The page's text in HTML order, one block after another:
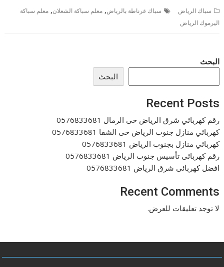
سباك الرياض سباك غرناطة بالرياض,معلم سباكة الشعلان,معلم سباكة
اليرموك الرياض
البحث
البحث
Recent Posts
رقم كهربائي شرق الرياض حى الرمال 0576833681
كهربائي منازل جنوب الرياض حى الشفا 0576833681
كهربائي منازل بجنوب الرياض 0576833681
رقم كهربائى تأسيس جنوب الرياض 0576833681
افضل كهربائى شرق الرياض 0576833681
Recent Comments
لا توجد تعليقات للعرض.